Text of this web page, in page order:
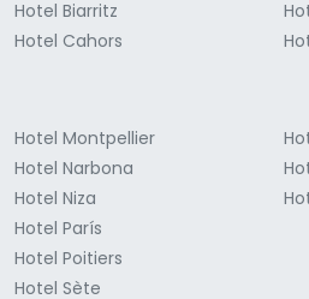
Hotel Biarritz
Hotel Cahors
Hotel Montpellier
Hotel Narbona
Hotel Niza
Hotel París
Hotel Poitiers
Hotel Sète